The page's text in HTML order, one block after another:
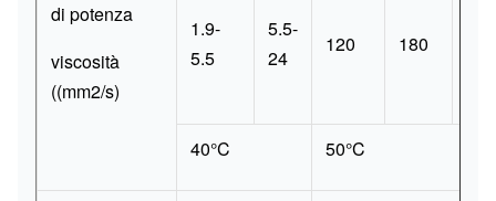
di potenza
viscosità
((mm2/s)
1.9-
5.5
5.5-
24
120 180
40°C 50°C